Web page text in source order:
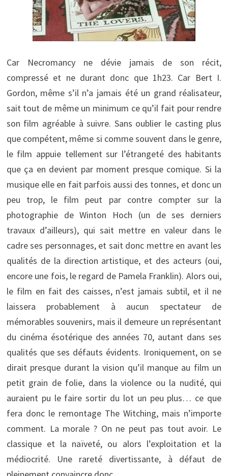
Car Necromancy ne dévie jamais de son récit,
compressé et ne durant donc que 1h23. Car Bert I.
Gordon, même s’il n’a jamais été un grand réalisateur,
sait tout de même un minimum ce qu’il fait pour rendre
son film agréable à suivre. Sans oublier le casting plus
que compétent, même si comme souvent dans le genre,
le film appuie tellement sur l’étrangeté des habitants
que ça en devient par moment presque comique. Si la
musique elle en fait parfois aussi des tonnes, et donc un
peu trop, le film peut par contre compter sur la
photographie de Winton Hoch (un de ses derniers
travaux d’ailleurs), qui sait mettre en valeur dans le
cadre ses personnages, et sait donc mettre en avant les
qualités de la direction artistique, et des acteurs (oui,
encore une fois, le regard de Pamela Franklin). Alors oui,
le film en fait des caisses, n’est jamais subtil, et il ne
laissera probablement à aucun spectateur de
mémorables souvenirs, mais il demeure un représentant
du cinéma ésotérique des années 70, autant dans ses
qualités que ses défauts évidents. Ironiquement, on se
dirait presque durant la vision qu’il manque au film un
petit grain de folie, dans la violence ou la nudité, qui
auraient pu le faire sortir du lot un peu plus… ce que
fera donc le remontage The Witching, mais n’importe
comment. La morale ? On ne peut pas tout avoir. Le
classique et la naïveté, ou alors l’exploitation et la
médiocrité. Une rareté divertissante, à défaut de